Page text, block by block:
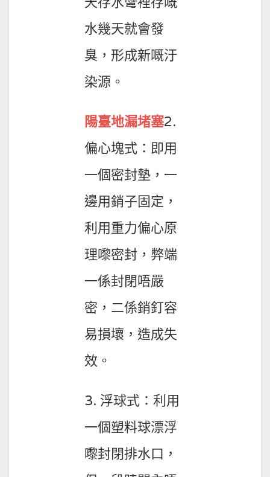
水幾天就會發
臭，形成新嘅汙
染源。
陽臺地漏堵塞2.
偏心塊式：即用
一個密封墊，一
邊用銷子固定，
利用重力偏心原
理嚟密封，弊端
一係封閉唔嚴
密，二係銷釘容
易損壞，造成失
效。
3. 浮球式：利用
一個塑料球漂浮
嚟封閉排水口，